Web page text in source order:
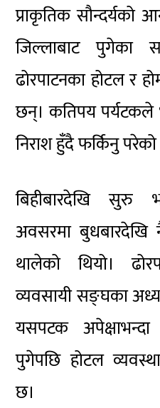
प्राकृतिक सौन्दर्यको
जिल्लाबाट पुगेका
ढोरपाटनका होटल र
छन्। कतिपय पर्यटकले
निराश हुँदै फर्किनु
बिहीबारदेखि सुरु
अवसरमा
थालेको थियो।
व्यवसायी सङ्घका
यसपटक
पुगेपछि होटल
छ।